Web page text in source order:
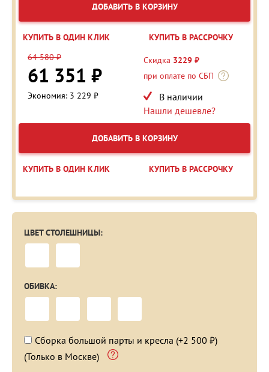
ДОБАВИТЬ В КОРЗИНУ
КУПИТЬ В ОДИН КЛИК
КУПИТЬ В РАССРОЧКУ
64 580 ₽
61 351 ₽
Экономия: 3 229 ₽
Скидка 3229 ₽
при оплате по СБП
В наличии
Нашли дешевле?
ДОБАВИТЬ В КОРЗИНУ
КУПИТЬ В ОДИН КЛИК КУПИТЬ В РАССРОЧКУ
ЦВЕТ СТОЛЕШНИЦЫ:
ОБИВКА:
Сборка большой парты и кресла (+2 500 ₽)
(Только в Москве)